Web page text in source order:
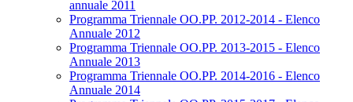
annuale 2011
Programma Triennale OO.PP. 2012-2014 - Elenco
Annuale 2012
Programma Triennale OO.PP. 2013-2015 - Elenco
Annuale 2013
Programma Triennale OO.PP. 2014-2016 - Elenco
Annuale 2014